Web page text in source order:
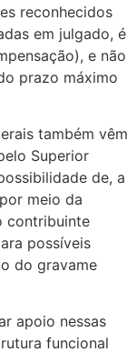
reconhecidos
em julgado, é
e não
prazo máximo
também vêm
Superior
de, a
meio da
contribuinte
possíveis
do gravame
apoio nessas
funcional